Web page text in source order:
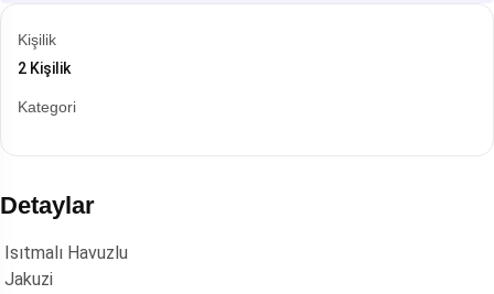
Kişilik
2 Kişilik
Kategori
Detaylar
Isıtmalı Havuzlu
Jakuzi